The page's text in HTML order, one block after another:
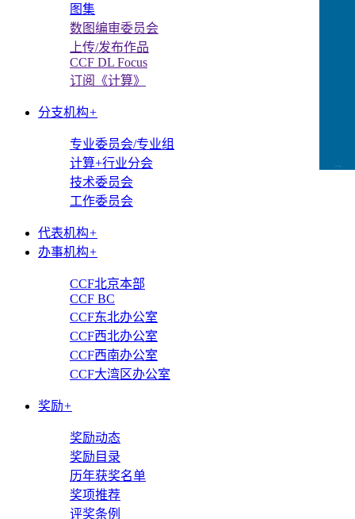
图集
数图编审委员会
上传/发布作品
CCF DL Focus
订阅《计算》
分支机构+
专业委员会/专业组
计算+行业分会
技术委员会
工作委员会
代表机构+
办事机构+
CCF北京本部
CCF BC
CCF东北办公室
CCF西北办公室
CCF西南办公室
CCF大湾区办公室
奖励+
奖励动态
奖励目录
历年获奖名单
奖项推荐
评奖条例